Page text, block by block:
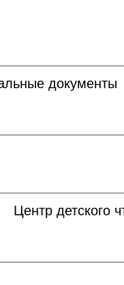
документы
Центр детского